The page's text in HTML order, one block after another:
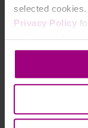
selected
Privacy Policy
cookies and
consent at any
bottom-left
Schritt